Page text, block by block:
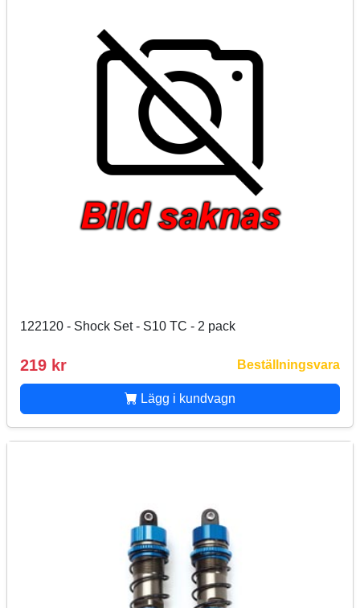
122120 - Shock Set - S10 TC - 2 pack
219 kr Beställningsvara
Lägg i kundvagn